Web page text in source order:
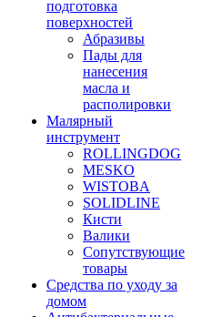
подготовка
поверхностей
Абразивы
Пады для
нанесения
масла и
располировки
Малярный
инструмент
ROLLINGDOG
MESKO
WISTOBA
SOLIDLINE
Кисти
Валики
Сопутствующие
товары
Средства по уходу за
домом